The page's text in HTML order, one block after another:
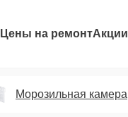
Цены на ремонтАкции
Морозильная камера